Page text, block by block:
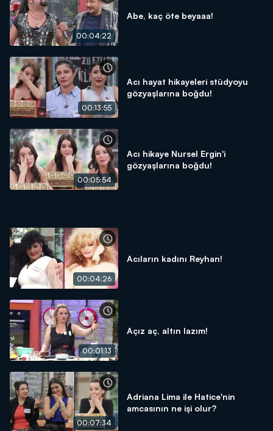
00:04:22
Abe, kaç öte beyaaa!
00:13:55
Acı hayat hikayeleri stüdyoyu
gözyaşlarına boğdu!
00:05:54
Acı hikaye Nursel Ergin'i
gözyaşlarına boğdu!
00:04:26
Acıların kadını Reyhan!
00:01:13
Açız aç, altın lazım!
00:07:34
Adriana Lima ile Hatice'nin
amcasının ne işi olur?